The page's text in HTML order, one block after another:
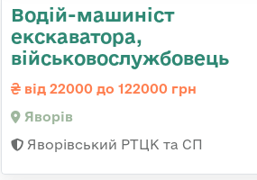
Водій-машиніст
екскаватора,
військовослужбовець
від 22000 до 122000 грн
Яворів
Яворівський РТЦК та СП